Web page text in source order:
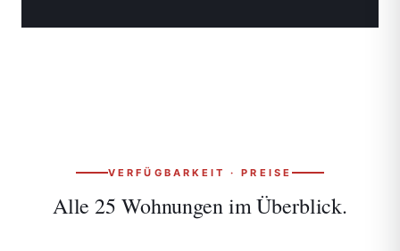
VERFÜGBARKEIT · PREISE
Alle 25 Wohnungen imÜberblick.